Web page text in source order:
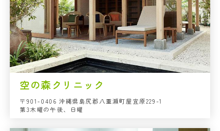
空の森クリニック
〒901-0406 沖縄県島尻郡八重瀬町屋宜原229-1
第3木曜の午後、日曜